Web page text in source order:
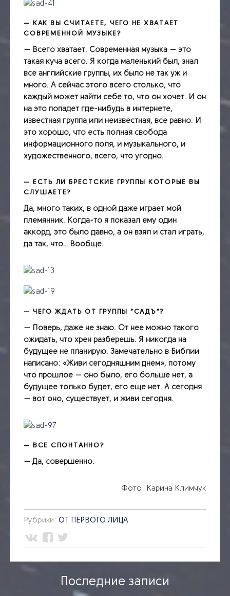
— КАК ВЫ СЧИТАЕТЕ, ЧЕГО НЕ ХВАТАЕТ
СОВРЕМЕННОЙ МУЗЫКЕ?
— Всего хватает. Современная музыка — это
такая куча всего. Я когда маленький был, знал
все английские группы, их было не так уж и
много. А сейчас этого всего столько, что
каждый может найти себе то, что он хочет. И он
на это попадет где­-нибудь в интернете,
известная группа или неизвестная, все равно. И
это хорошо, что есть полная свобода
информационного поля, и музыкального, и
художественного, всего, что угодно.
— ЕСТЬ ЛИ БРЕСТСКИЕ ГРУППЫ КОТОРЫЕ ВЫ
СЛУШАЕТЕ?
Да, много таких, в одной даже играет мой
племянник. Когда-­то я показал ему один
аккорд, это было давно, а он взял и стал играть,
да так, что… Вообще.
— ЧЕГО ЖДАТЬ ОТ ГРУППЫ “САДЪ”?
— Поверь, даже не знаю. От нее можно такого
ожидать, что хрен разберешь. Я никогда на
будущее не планирую. Замечательно в Библии
написано: «Живи сегодняшним днем», потому
что прошлое — оно было, его больше нет, а
будущее только будет, его еще нет. А сегодня
— вот оно, существует, и живи сегодня.
— ВСЕ СПОНТАННО?
— Да, совершенно.
Фото: Карина Климчук
Рубрики: ОТ ПЕРВОГО ЛИЦА
Последние записи